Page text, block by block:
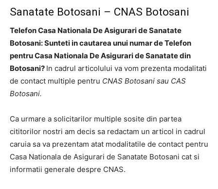
Sanatate Botosani – CNAS Botosani
Telefon Casa Nationala De Asigurari de Sanatate
Botosani: Sunteti in cautarea unui numar de Telefon
pentru Casa Nationala De Asigurari de Sanatate din
Botosani? In cadrul articolului va vom prezenta modalitati
de contact multiple pentru CNAS Botosani sau CAS
Botosani.
Ca urmare a solicitarilor multiple sosite din partea
cititorilor nostri am decis sa redactam un articol in cadrul
caruia sa va prezentam atat modalitatile de contact pentru
Casa Nationala de Asigurari de Sanatate Botosani cat si
informatii generale despre CNAS.